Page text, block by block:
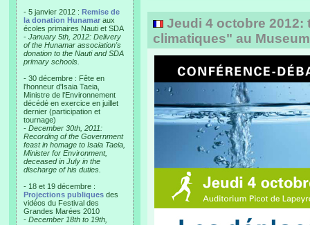
- 5 janvier 2012 : Remise de
la donation Hunamar aux
écoles primaires Nauti et SDA
- January 5th, 2012: Delivery
of the Hunamar association's
donation to the Nauti and SDA
primary schools.
- 30 décembre : Fête en
l'honneur d'Isaia Taeia,
Ministre de l'Environnement
décédé en exercice en juillet
dernier (participation et
tournage)
- December 30th, 2011:
Recording of the Government
feast in homage to Isaia Taeia,
Minister for Environment,
deceased in July in the
discharge of his duties.
- 18 et 19 décembre :
Projections publiques des
vidéos du Festival des
Grandes Marées 2010
- December 18th to 19th,
Jeudi 4 octobre
climatiques" au